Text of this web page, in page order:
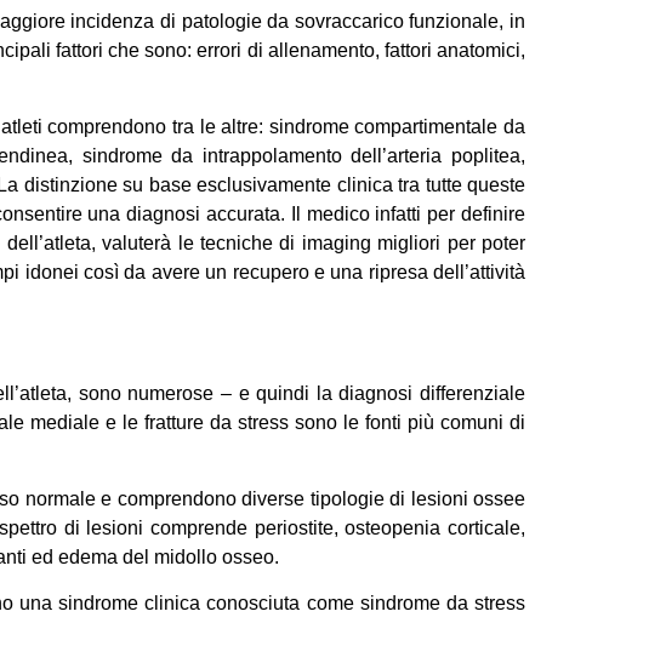
incidenza di patologie da sovraccarico funzionale, in
fattori che sono: errori di allenamento, fattori anatomici,
comprendono tra le altre: sindrome compartimentale da
sindrome da intrappolamento dell’arteria poplitea,
distinzione su base esclusivamente clinica tra tutte queste
una diagnosi accurata. Il medico infatti per definire
valuterà le tecniche di imaging migliori per poter
idonei così da avere un recupero e una ripresa dell’attività
sono numerose – e quindi la diagnosi differenziale
mediale e le fratture da stress sono le fonti più comuni di
normale e comprendono diverse tipologie di lesioni ossee
di lesioni comprende periostite, osteopenia corticale,
ed edema del midollo osseo.
una sindrome clinica conosciuta come sindrome da stress